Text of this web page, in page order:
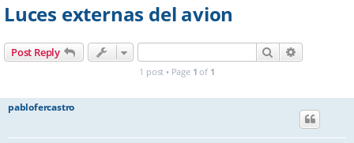
Luces externas del avion
Post Reply Search
1 post • Page 1 of 1
pablofercastro